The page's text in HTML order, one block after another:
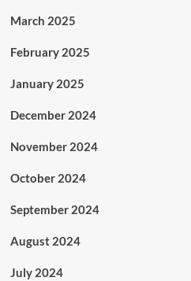
March 2025
February 2025
January 2025
December 2024
November 2024
October 2024
September 2024
August 2024
July 2024